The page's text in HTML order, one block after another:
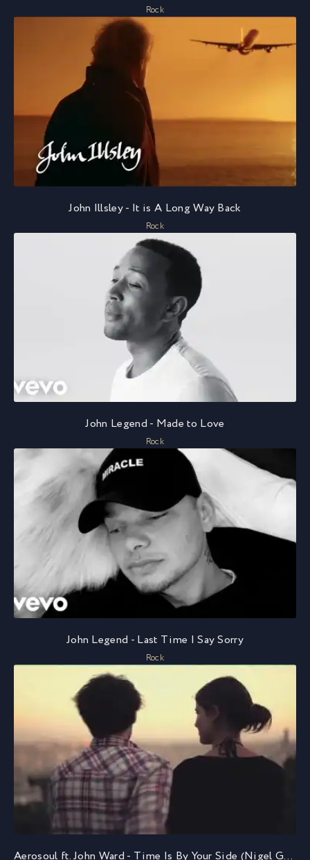
Rock
John Illsley - It is A Long Way Back
Rock
John Legend - Made to Love
Rock
John Legend - Last Time I Say Sorry
Rock
Aerosoul ft. John Ward - Time Is By Your Side (Nigel Good Remix)